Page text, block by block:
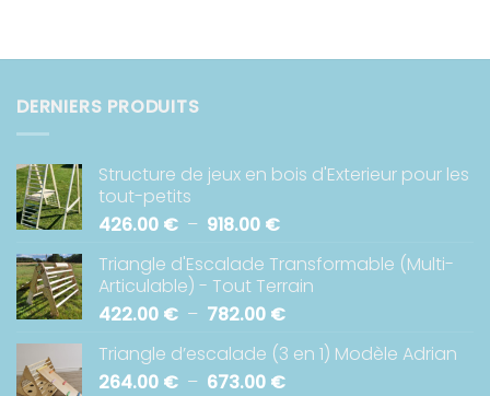
383.00 €
DERNIERS PRODUITS
Structure de jeux en bois d'Exterieur pour les
tout-petits
426.00 € – 918.00 €Plage
prix :
426.00 €
à
918.00 €
Triangle d'Escalade Transformable (Multi-
Articulable) - Tout Terrain
422.00 € – 782.00 €Plage
prix :
422.00 €
Triangle d’escalade (3 en 1) Modèle Adrian
264.00 € – 673.00 €Plage